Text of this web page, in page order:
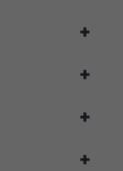
+
+
+
+